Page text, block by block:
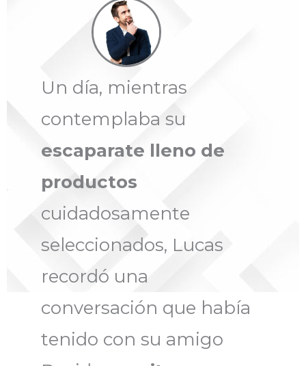
Un día, mientras
contemplaba su
escaparate lleno de
productos
cuidadosamente
seleccionados, Lucas
recordó una
conversación que había
tenido con su amigo